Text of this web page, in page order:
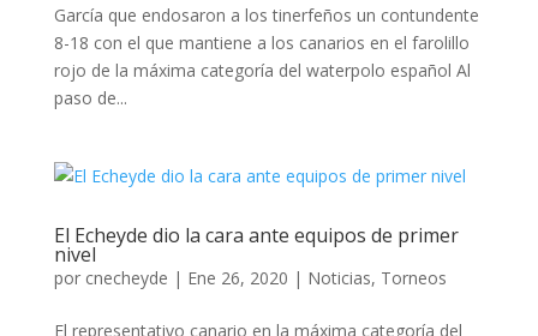
García que endosaron a los tinerfeños un contundente
8-18 con el que mantiene a los canarios en el farolillo
rojo de la máxima categoría del waterpolo español Al
paso de...
El Echeyde dio la cara ante equipos de primer
nivel
por cnecheyde | Ene 26, 2020 | Noticias, Torneos
El representativo canario en la máxima categoría del